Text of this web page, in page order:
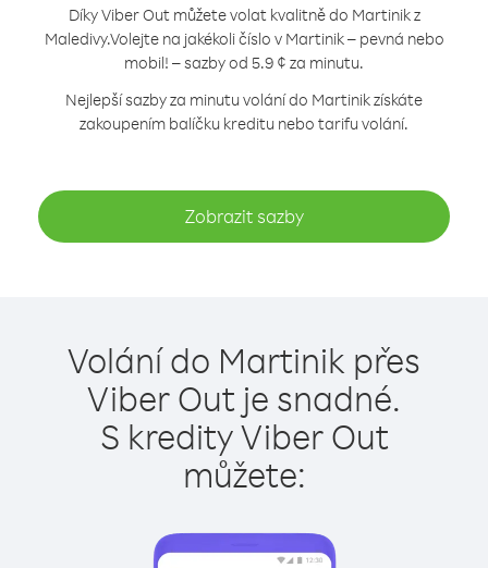
Díky Viber Out můžete volat kvalitně do Martinik z
Maledivy.Volejte na jakékoli číslo v Martinik – pevná nebo
mobil! – sazby od 5.9 ¢ za minutu.
Nejlepší sazby za minutu volání do Martinik získáte
zakoupením balíčku kreditu nebo tarifu volání.
Zobrazit sazby
Volání do Martinik přes
Viber Out je snadné.
S kredity Viber Out
můžete: